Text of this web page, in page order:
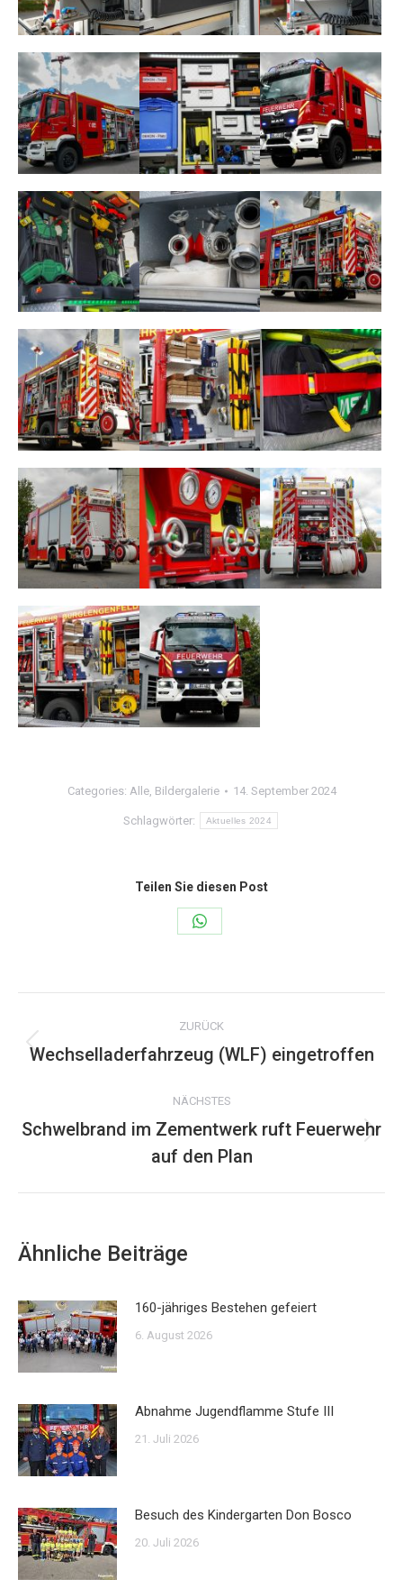
Categories: Alle, Bildergalerie 14. September 2024
Schlagwörter: Aktuelles 2024
Teilen Sie diesen Post
Share
Kommentarnavigation
ZURÜCK
Vorheriger
Wechselladerfahrzeug (WLF) eingetroffen
NÄCHSTES
Beitrag:
Schwelbrand im Zementwerk ruft Feuerwehr
auf den Plan
Ähnliche Beiträge
160-jähriges Bestehen gefeiert
6. August 2026
Abnahme Jugendflamme Stufe III
21. Juli 2026
Besuch des Kindergarten Don Bosco
20. Juli 2026